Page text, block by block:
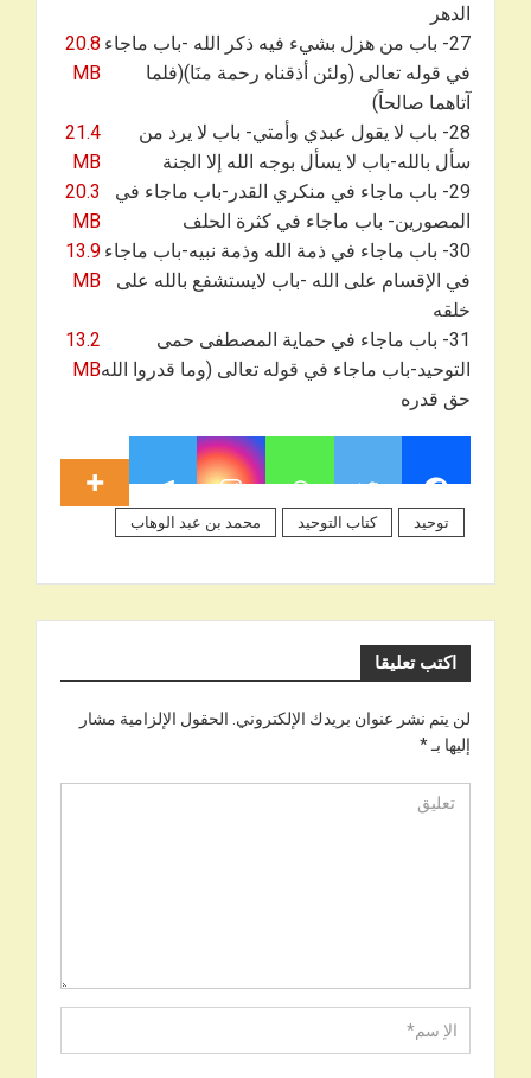
الدهر
27- باب من هزل بشيء فيه ذكر الله -باب ماجاء
في قوله تعالى (ولئن أذقناه رحمة منَا)(فلما
آتاهما صالحاً)
20.8
MB
28- باب لا يقول عبدي وأمتي- باب لا يرد من
سأل بالله-باب لا يسأل بوجه الله إلا الجنة
21.4
MB
29- باب ماجاء في منكري القدر-باب ماجاء في
المصورين- باب ماجاء في كثرة الحلف
20.3
MB
30- باب ماجاء في ذمة الله وذمة نبيه-باب ماجاء
في الإقسام على الله -باب لايستشفع بالله على
خلقه
13.9
MB
31- باب ماجاء في حماية المصطفى حمى
التوحيد-باب ماجاء في قوله تعالى (وما قدروا الله
حق قدره
13.2
MB
توحيد كتاب التوحيد محمد بن عبد الوهاب
اكتب تعليقا
لن يتم نشر عنوان بريدك الإلكتروني. الحقول الإلزامية مشار
إليها بـ*